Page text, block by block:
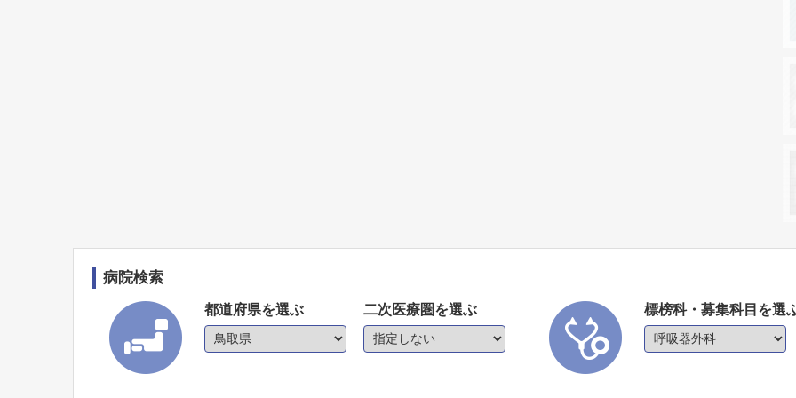
病院検索
都道府県を選ぶ 二次医療圏を選ぶ 標榜科・募集科目を選